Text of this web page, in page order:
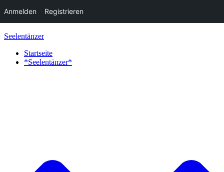
Anmelden Registrieren
Inhalt
springen
Seelentänzer
Startseite
*Seelentänzer*